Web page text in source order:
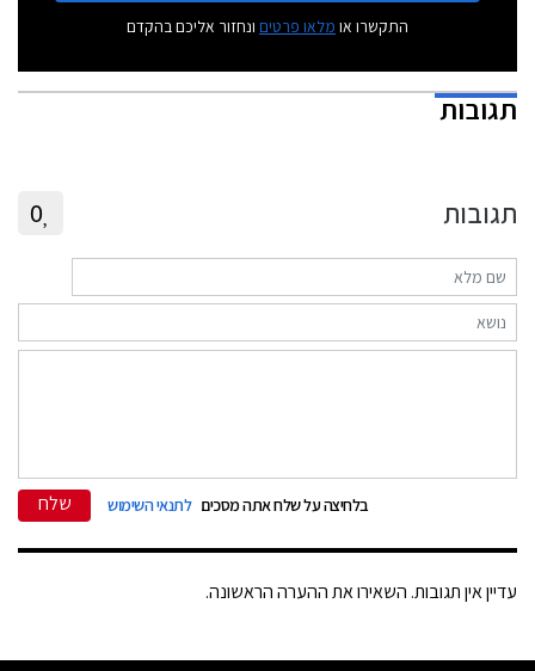
התקשרו או מלאו פרטים ונחזור אליכם בהקדם
תגובות
תגובות 0
בלחיצה על שלח אתה מסכים לתנאי השימוש שלח
עדיין אין תגובות. השאירו את ההערה הראשונה.